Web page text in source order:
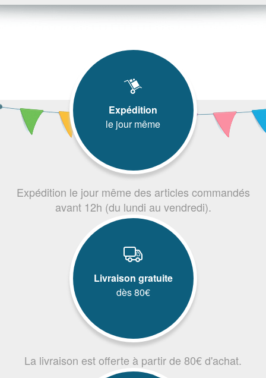
Expédition
le jour même
Expédition le jour même des articles commandés
avant 12h (du lundi au vendredi).
Livraison gratuite
dès 80€
La livraison est offerte à partir de 80€ d'achat.